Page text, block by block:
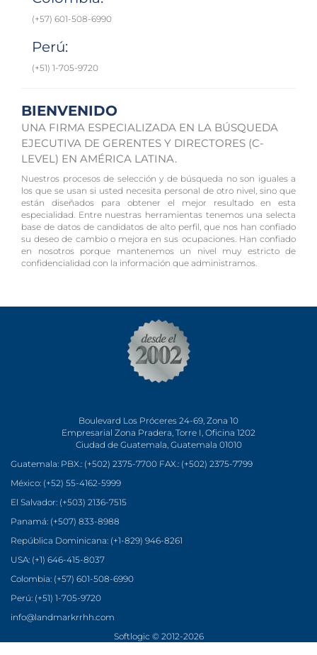
(+57) 601-508-6990
Perú:
(+51) 1-705-9720
BIENVENIDO
UNA FIRMA ESPECIALIZADA EN LA BÚSQUEDA
EJECUTIVA DE GERENTES Y DIRECTORES (C-
LEVEL) EN AMÉRICA LATINA.
Nuestros procesos de selección y de búsqueda no son iguales a
los que se usan si usted necesita personal de otro nivel, sino que
están diseñados para obtener el mejor resultado en esta
especialidad. Entre nuestras herramientas tenemos una selecta
base de datos de candidatos de alto perfil, que nos han confiado
su deseo de cambio o mejora en sus ocupaciones. Han confiado
en nosotros porque mantenemos un nivel muy estricto de
confidencialidad con la información que administramos.
Boulevard Los Próceres 24-69, Zona 10
Empresarial Zona Pradera, Torre I, Oficina 1202
Ciudad de Guatemala, Guatemala 01010
Guatemala: PBX.: (+502) 2375-7700 FAX.: (+502) 2375-7799
México: (+52) 55-4162-5999
El Salvador: (+503) 2136-7515
Panamá: (+507) 833-8988
República Dominicana: (+1-829) 946-8261
USA: (+1) 646-415-8037
Colombia: (+57) 601-508-6990
Perú: (+51) 1-705-9720
info@landmarkrrhh.com
Softlogic © 2012-2026